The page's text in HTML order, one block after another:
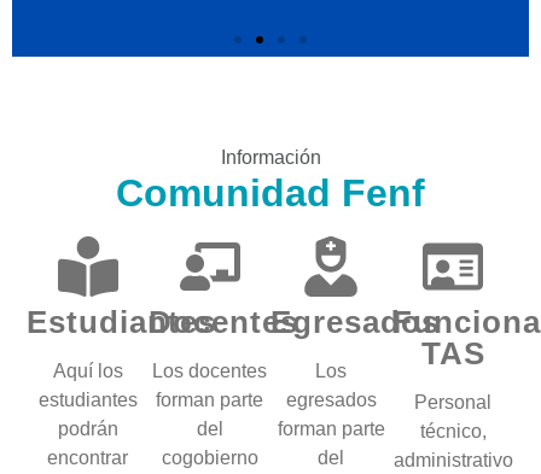
Información
Comunidad Fenf
Estudiantes
Aquí los
estudiantes
podrán
encontrar
Docentes
Los docentes
forman parte
del
cogobierno
Egresados
Los
egresados
forman parte
del
TAS
Personal
técnico,
administrativo